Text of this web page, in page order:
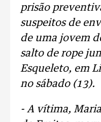
prisão
suspeitos de
de uma jovem
salto de rope
Esqueleto, em
no sábado (13).
- A vítima,